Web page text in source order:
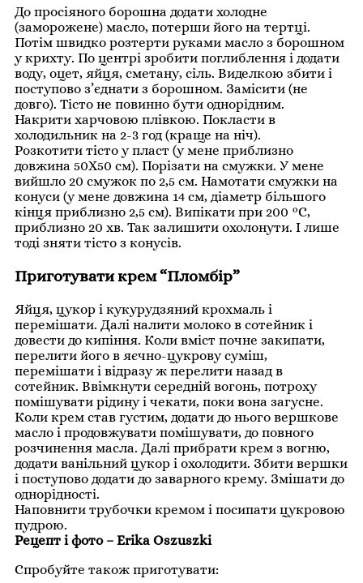
До просіяного борошна додати холодне
(заморожене) масло, потерши його на тертці.
Потім швидко розтерти руками масло з борошном
у крихту. По центрі зробити поглиблення і додати
воду, оцет, яйця, сметану, сіль. Виделкою збити і
поступово з’єднати з борошном. Замісити (не
довго). Тісто не повинно бути однорідним.
Накрити харчовою плівкою. Покласти в
холодильник на 2-3 год (краще на ніч).
Розкотити тісто у пласт (у мене приблизно
довжина 50Х50 см). Порізати на смужки. У мене
вийшло 20 смужок по 2,5 см. Намотати смужки на
конуси (у мене довжина 14 см, діаметр більшого
кінця приблизно 2,5 см). Випікати при 200 °С,
приблизно 20 хв. Так залишити охолонути. І лише
тоді зняти тісто з конусів.
Приготувати крем “Пломбір”
Яйця, цукор і кукурудзяний крохмаль і
перемішати. Далі налити молоко в сотейник і
довести до кипіння. Коли вміст почне закипати,
перелити його в яєчно-цукрову суміш,
перемішати і відразу ж перелити назад в
сотейник. Ввімкнути середній вогонь, потроху
помішувати рідину і чекати, поки вона загусне.
Коли крем став густим, додати до нього вершкове
масло і продовжувати помішувати, до повного
розчинення масла. Далі прибрати крем з вогню,
додати ванільний цукор і охолодити. Збити вершки
і поступово додати до заварного крему. Змішати до
однорідності.
Наповнити трубочки кремом і посипати цукровою
пудрою.
Рецепт і фото – Erika Oszuszki
Спробуйте також приготувати: